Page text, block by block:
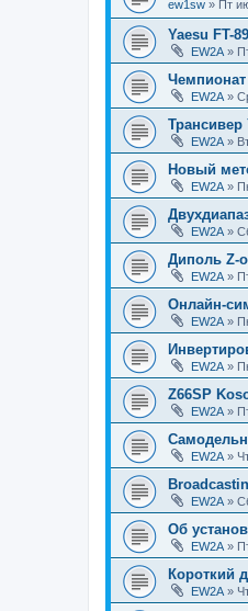
ew1sw » Пт
Yaesu FT-
EW2A »
EW2A »
Трансивер
EW2A »
Новый
EW2A »
EW2A »
Диполь Z-
EW2A »
Онлайн-
EW2A »
EW2A »
Z66SP
EW2A »
EW2A »
EW2A »
Об
EW2A »
Короткий
EW2A »